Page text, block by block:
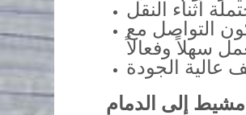
التواصل مع